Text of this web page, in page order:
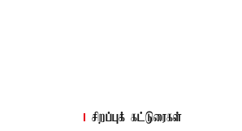
சிறப்புக் கட்டுரைகள்